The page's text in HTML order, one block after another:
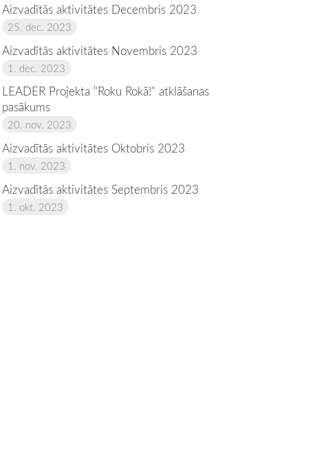
Aizvadītās aktivitātes Decembris 2023
25. dec. 2023
Aizvadītās aktivitātes Novembris 2023
1. dec. 2023
LEADER Projekta "Roku Rokā!" atklāšanas
pasākums
20. nov. 2023
Aizvadītās aktivitātes Oktobris 2023
1. nov. 2023
Aizvadītās aktivitātes Septembris 2023
1. okt. 2023